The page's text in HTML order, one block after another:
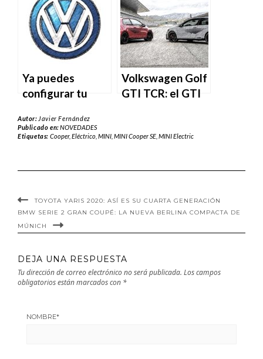
generación
Ya puedes
configurar tu
Carfy.es
Volkswagen Golf
GTI TCR: el GTI
España
Autor: Javier Fernández
Publicado en:NOVEDADES
Etiquetas: Cooper, Eléctrico, MINI, MINI Cooper SE, MINI Electric
TOYOTA YARIS 2020: ASÍ ES SU CUARTA GENERACIÓN
BMW SERIE 2 GRAN COUPÉ: LA NUEVA BERLINA COMPACTA DE
MÚNICH
DEJA UNA RESPUESTA
Tu dirección de correo electrónico no será publicada. Los campos
obligatorios están marcados con *
NOMBRE*